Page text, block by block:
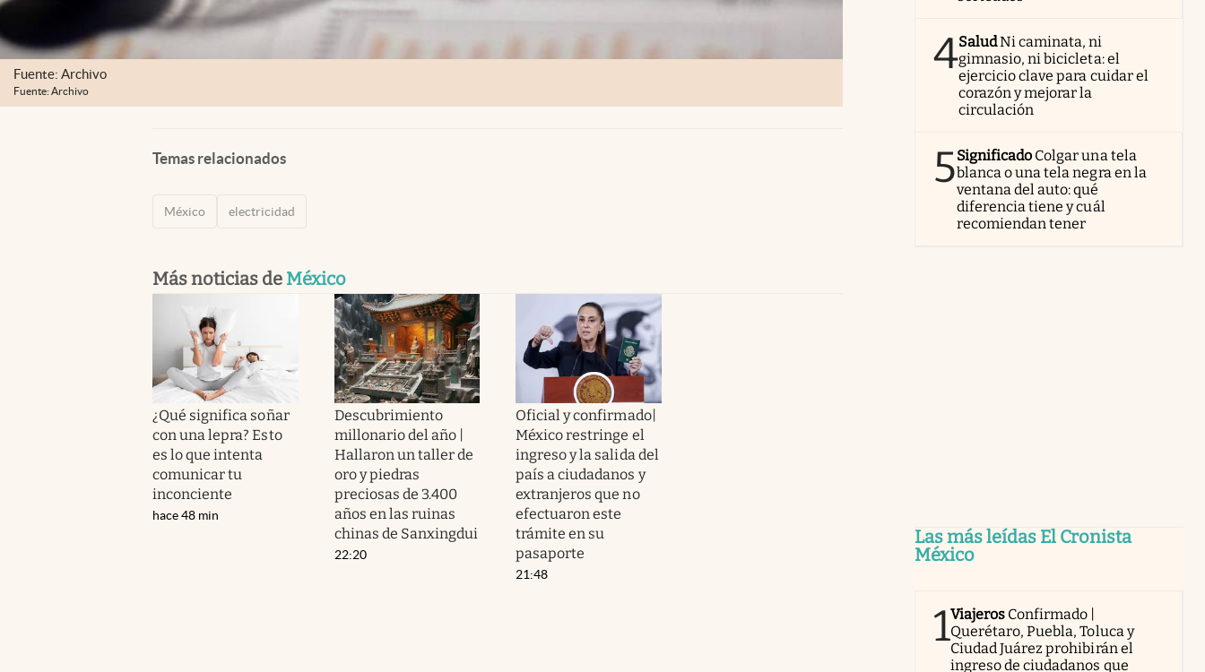
Fuente: Archivo
Fuente: Archivo
Temas relacionados
México electricidad
Más noticias de México
¿Qué significa soñar
con una lepra? Esto
es lo que intenta
comunicar tu
inconciente
hace 48 min
Descubrimiento
millonario del año |
Hallaron un taller de
oro y piedras
preciosas de 3.400
años en las ruinas
chinas de Sanxingdui
22:20
Oficial y confirmado|
México restringe el
ingreso y la salida del
país a ciudadanos y
extranjeros que no
efectuaron este
trámite en su
pasaporte
21:48
4SaludNi caminata, ni
gimnasio, ni bicicleta: el
ejercicio clave para cuidar el
corazón y mejorar la
circulación
5Significado Colgar una tela
blanca o una tela negra en la
ventana del auto: qué
diferencia tiene y cuál
recomiendan tener
Las más leídas El Cronista
México
1Viajeros Confirmado |
Querétaro, Puebla, Toluca y
Ciudad Juárez prohibirán el
ingreso de ciudadanos que